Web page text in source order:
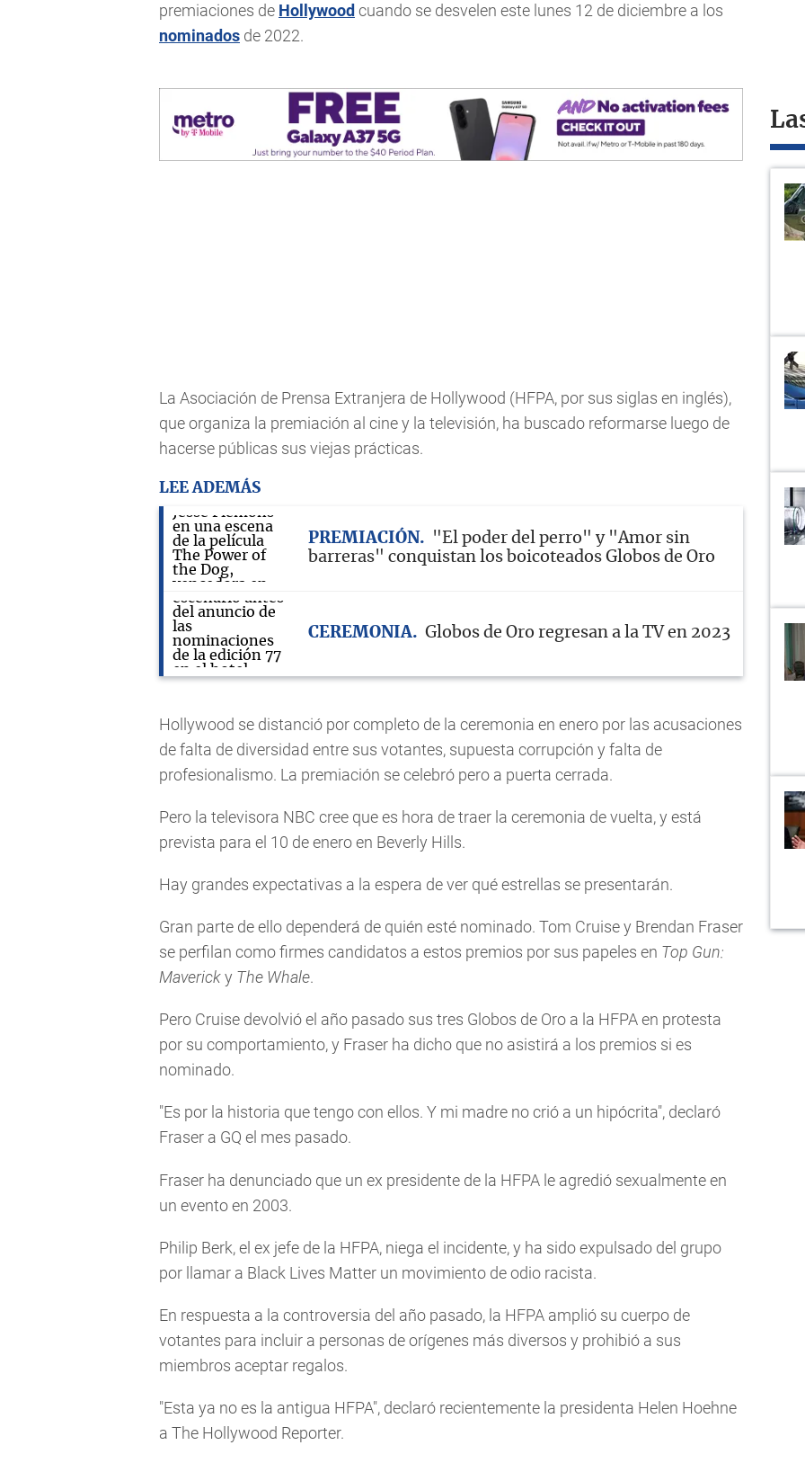
premiaciones de Hollywood cuando se desvelen este lunes 12 de diciembre a los
nominados de 2022.
La Asociación de Prensa Extranjera de Hollywood (HFPA, por sus siglas en inglés),
que organiza la premiación al cine y la televisión, ha buscado reformarse luego de
hacerse públicas sus viejas prácticas.
LEE ADEMÁS
PREMIACIÓN
"El poder del perro" y "Amor sin
barreras" conquistan los boicoteados Globos de Oro
CEREMONIA Globos de Oro regresan a la TV en 2023
Hollywood se distanció por completo de la ceremonia en enero por las acusaciones
de falta de diversidad entre sus votantes, supuesta corrupción y falta de
profesionalismo. La premiación se celebró pero a puerta cerrada.
Pero la televisora NBC cree que es hora de traer la ceremonia de vuelta, y está
prevista para el 10 de enero en Beverly Hills.
Hay grandes expectativas a la espera de ver qué estrellas se presentarán.
Gran parte de ello dependerá de quién esté nominado. Tom Cruise y Brendan Fraser
se perfilan como firmes candidatos a estos premios por sus papeles en Top Gun:
Mavericky The Whale.
Pero Cruise devolvió el año pasado sus tres Globos de Oro a la HFPA en protesta
por su comportamiento, y Fraser ha dicho que no asistirá a los premios si es
nominado.
"Es por la historia que tengo con ellos. Y mi madre no crió a un hipócrita", declaró
Fraser a GQ el mes pasado.
Fraser ha denunciado que un ex presidente de la HFPA le agredió sexualmente en
un evento en 2003.
Philip Berk, el ex jefe de la HFPA, niega el incidente, y ha sido expulsado del grupo
por llamar a Black Lives Matter un movimiento de odio racista.
En respuesta a la controversia del año pasado, la HFPA amplió su cuerpo de
votantes para incluir a personas de orígenes más diversos y prohibió a sus
miembros aceptar regalos.
"Esta ya no es la antigua HFPA", declaró recientemente la presidenta Helen Hoehne
a The Hollywood Reporter.